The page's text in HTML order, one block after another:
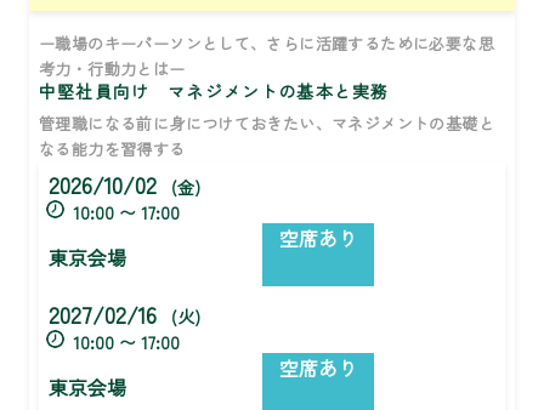
ー職場のキーパーソンとして、さらに活躍するために必要な思
考力・行動力とはー
中堅社員向け マネジメントの基本と実務
管理職になる前に身につけておきたい、マネジメントの基礎と
なる能力を習得する
2026/10/02
(金)
10:00 〜 17:00
東京会場
空席あり
2027/02/16
(火)
10:00 〜 17:00
東京会場
空席あり